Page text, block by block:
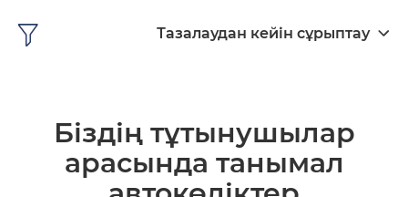
Тазалаудан кейін сұрыптау
Біздің тұтынушылар
арасында танымал